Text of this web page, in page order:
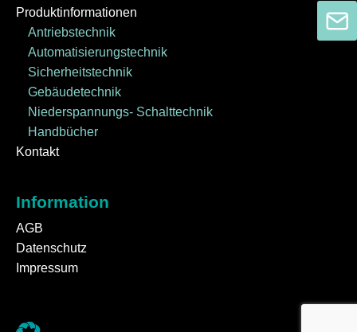
Produktinformationen
Antriebstechnik
Automatisierungstechnik
Sicherheitstechnik
Gebäudetechnik
Niederspannungs- Schalttechnik
Handbücher
Kontakt
Information
AGB
Datenschutz
Impressum